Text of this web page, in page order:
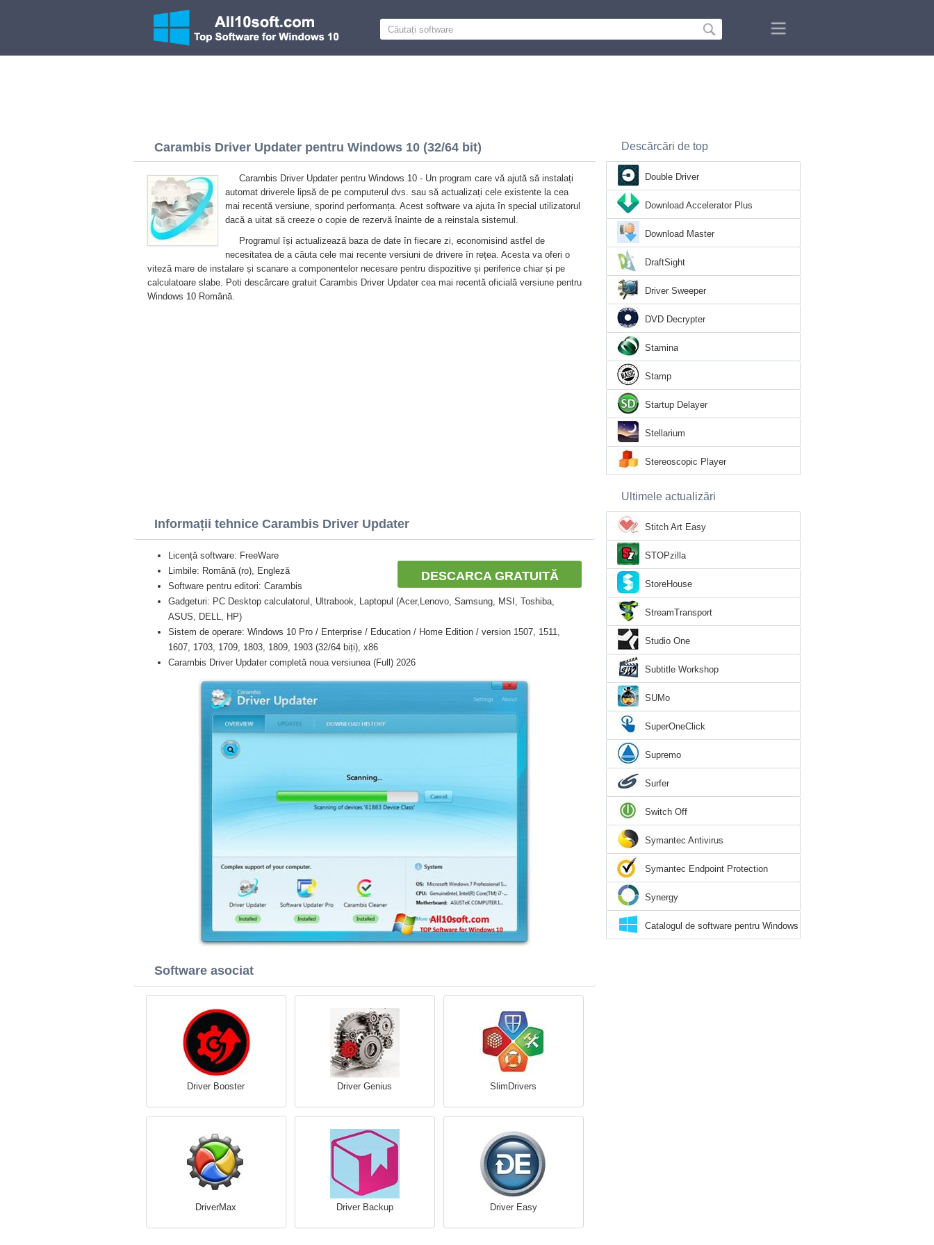
Carambis Driver Updater pentru Windows 10 (32/64 bit)
Carambis Driver Updater pentru Windows 10 - Un program care vă ajută să instalați
automat driverele lipsă de pe computerul dvs. sau să actualizați cele existente la cea
mai recentă versiune, sporind performanța. Acest software va ajuta în special utilizatorul
dacă a uitat să creeze o copie de rezervă înainte de a reinstala sistemul.
Programul își actualizează baza de date în fiecare zi, economisind astfel de
necesitatea de a căuta cele mai recente versiuni de drivere în rețea. Acesta va oferi o
viteză mare de instalare și scanare a componentelor necesare pentru dispozitive și periferice chiar și pe
calculatoare slabe. Poti descărcare gratuit Carambis Driver Updater cea mai recentă oficială versiune pentru
Windows 10 Română.
Informații tehnice Carambis Driver Updater
DESCARCA GRATUITĂ
Licență software: FreeWare
Limbile: Română (ro), Engleză
Software pentru editori: Carambis
Gadgeturi: PC Desktop calculatorul, Ultrabook, Laptopul (Acer,Lenovo, Samsung, MSI, Toshiba,
ASUS, DELL, HP)
Sistem de operare: Windows 10 Pro / Enterprise / Education / Home Edition / version 1507, 1511,
1607, 1703, 1709, 1803, 1809, 1903 (32/64 biți), x86
Carambis Driver Updater completă noua versiunea (Full) 2026
Software asociat
Driver Booster Driver Genius SlimDrivers
DriverMax Driver Backup Driver Easy
Descărcări de top
Double Driver
Download Accelerator Plus
Download Master
DraftSight
Driver Sweeper
DVD Decrypter
Stamina
Stamp
Startup Delayer
Stellarium
Stereoscopic Player
Ultimele actualizări
Stitch Art Easy
STOPzilla
StoreHouse
StreamTransport
Studio One
Subtitle Workshop
SUMo
SuperOneClick
Supremo
Surfer
Switch Off
Symantec Antivirus
Symantec Endpoint Protection
Synergy
Catalogul de software pentru Windows
10